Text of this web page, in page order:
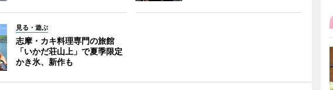
見る・遊ぶ
志摩・カキ料理専門の旅館
「いかだ荘山上」で夏季限定
かき氷、新作も